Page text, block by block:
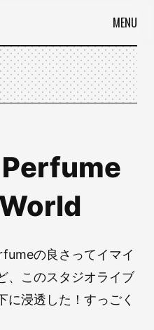
MENU
の良さってイマイ
、このスタジオライブ
に浸透した！すっごく